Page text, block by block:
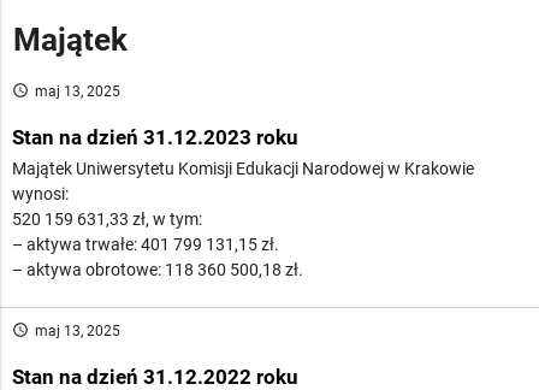
Majątek
access_time maj 13, 2025
Stan na dzień 31.12.2023 roku
Majątek Uniwersytetu Komisji Edukacji Narodowej w Krakowie
wynosi:
520 159 631,33 zł, w tym:
– aktywa trwałe: 401 799 131,15 zł.
– aktywa obrotowe: 118 360 500,18 zł.
access_time maj 13, 2025
Stan na dzień 31.12.2022 roku